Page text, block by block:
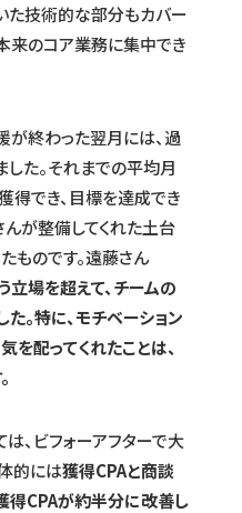
た技術的な部分もカバー
来のコア業務に集中でき
が終わった翌月には、過
た。それまでの平均月
得でき、目標を達成でき
んが整備してくれた土台
ものです。遠藤さん
場を超えて、チームの
。特に、モチベーション
を配ってくれたことは、
、ビフォーアフターで大
的には獲得CPAと商談
得CPAが約半分に改善し